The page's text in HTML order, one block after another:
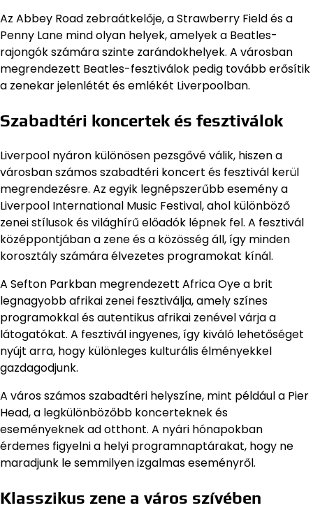
Az Abbey Road zebraátkelője, a Strawberry Field és a
Penny Lane mind olyan helyek, amelyek a Beatles-
rajongók számára szinte zarándokhelyek. A városban
megrendezett Beatles-fesztiválok pedig tovább erősítik
a zenekar jelenlétét és emlékét Liverpoolban.
Szabadtéri koncertek és fesztiválok
Liverpool nyáron különösen pezsgővé válik, hiszen a
városban számos szabadtéri koncert és fesztivál kerül
megrendezésre. Az egyik legnépszerűbb esemény a
Liverpool International Music Festival, ahol különböző
zenei stílusok és világhírű előadók lépnek fel. A fesztivál
középpontjában a zene és a közösség áll, így minden
korosztály számára élvezetes programokat kínál.
A Sefton Parkban megrendezett Africa Oye a brit
legnagyobb afrikai zenei fesztiválja, amely színes
programokkal és autentikus afrikai zenével várja a
látogatókat. A fesztivál ingyenes, így kiváló lehetőséget
nyújt arra, hogy különleges kulturális élményekkel
gazdagodjunk.
A város számos szabadtéri helyszíne, mint például a Pier
Head, a legkülönbözőbb koncerteknek és
eseményeknek ad otthont. A nyári hónapokban
érdemes figyelni a helyi programnaptárakat, hogy ne
maradjunk le semmilyen izgalmas eseményről.
Klasszikus zene a város szívében